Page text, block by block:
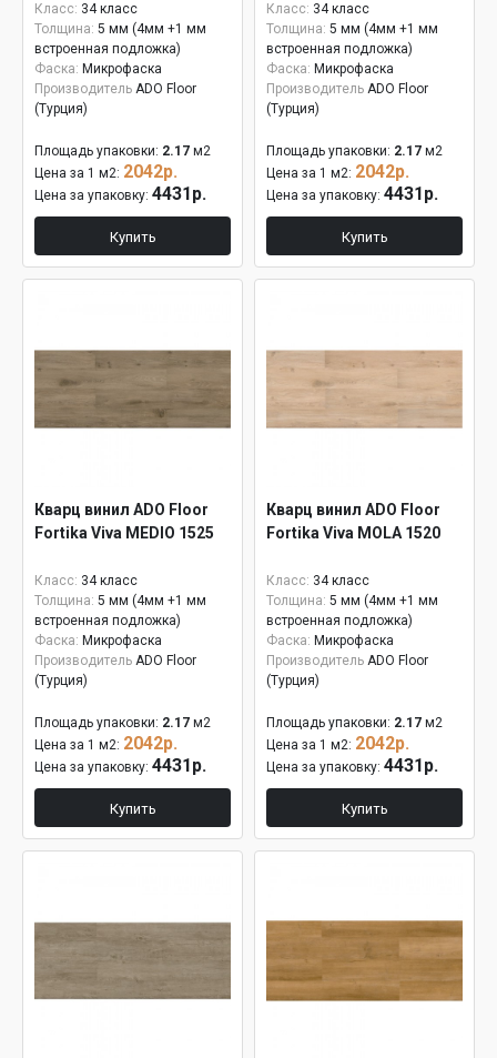
Класс: 34 класс
Толщина: 5 мм (4мм +1 мм
встроенная подложка)
Фаска: Микрофаска
Производитель ADO Floor
(Турция)
Площадь упаковки: 2.17 м2
Цена за 1 м2: 2042р.
Цена за упаковку: 4431р.
Купить
Класс: 34 класс
Толщина: 5 мм (4мм +1 мм
встроенная подложка)
Фаска: Микрофаска
Производитель ADO Floor
(Турция)
Площадь упаковки: 2.17 м2
Цена за 1 м2: 2042р.
Цена за упаковку: 4431р.
Купить
Кварц винил ADO Floor
Fortika Viva MEDIO 1525
Класс: 34 класс
Толщина: 5 мм (4мм +1 мм
встроенная подложка)
Фаска: Микрофаска
Производитель ADO Floor
(Турция)
Площадь упаковки: 2.17 м2
Цена за 1 м2: 2042р.
Цена за упаковку: 4431р.
Купить
Кварц винил ADO Floor
Fortika Viva MOLA 1520
Класс: 34 класс
Толщина: 5 мм (4мм +1 мм
встроенная подложка)
Фаска: Микрофаска
Производитель ADO Floor
(Турция)
Площадь упаковки: 2.17 м2
Цена за 1 м2: 2042р.
Цена за упаковку: 4431р.
Купить